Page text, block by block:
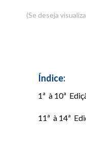
(Se deseja
Índice:
1ª à 10ª
11ª à 14ª